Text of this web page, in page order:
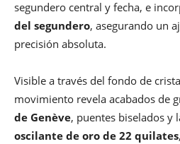
segundero central y fecha, e
del segundero, asegurando un
precisión absoluta.
Visible a través del fondo de
movimiento revela acabados de
de Genève, puentes biselados y
oscilante de oro de 22 quilates